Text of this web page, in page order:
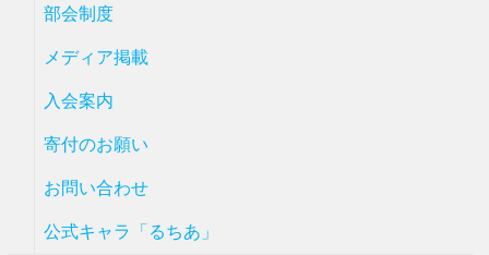
部会制度
メディア掲載
入会案内
寄付のお願い
お問い合わせ
公式キャラ「るちあ」